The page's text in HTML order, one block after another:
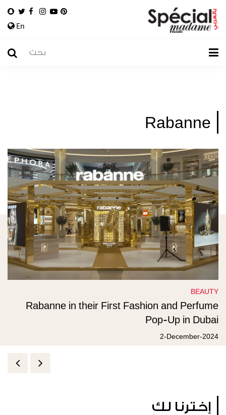
En
Rabanne
BEAUTY
Rabanne in their First Fashion and Perfume
Pop-Up in Dubai
2-December-2024
إخترنا لكِ